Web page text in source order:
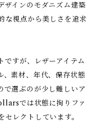
ザインのモダニズム建築
な視点から美しさを追求
ですが、レザーアイテム
、素材、年代、保存状態
で選ぶのが少し難しいア
では状態に拘りファ
レクトしています。